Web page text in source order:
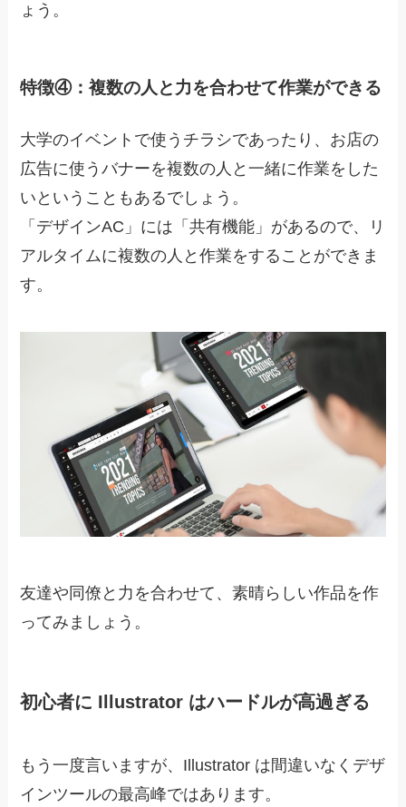
ょう。
特徴④：複数の人と力を合わせて作業ができる
大学のイベントで使うチラシであったり、お店の
広告に使うバナーを複数の人と一緒に作業をした
いということもあるでしょう。
「デザインAC」には「共有機能」があるので、
リ
アルタイムに複数の人と作業をすることができま
す。
友達や同僚と力を合わせて、素晴らしい作品を作
ってみましょう。
初心者に Illustrator はハードルが高過ぎる
もう一度言いますが、Illustrator は間違いなくデザ
インツールの最高峰ではあります。